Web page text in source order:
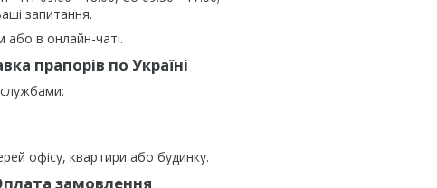
запитання.
або в онлайн-чаті.
прапорів по Україні
офісу, квартири або будинку.
замовлення